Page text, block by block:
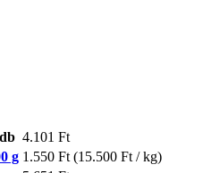
4.101 Ft
g 1.550 Ft (15.500 Ft / kg)